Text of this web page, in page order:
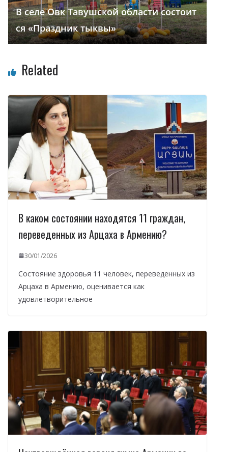
В селе Овк Тавушской области состоит
ся «Праздник тыквы»
Related
В каком состоянии находятся 11 граждан,
переведенных из Арцаха в Армению?
30/01/2026
Состояние здоровья 11 человек, переведенных из
Арцаха в Армению, оценивается как
удовлетворительное